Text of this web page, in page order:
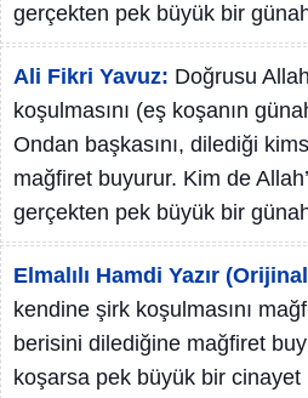
gerçekten pek büyük bir
Ali Fikri Yavuz: Doğrusu
koşulmasını (eş koşanın
Ondan başkasını, dilediği
mağfiret buyurur. Kim de
gerçekten pek büyük bir
Elmalılı Hamdi Yazır
kendine şirk koşulmasını
berisini dilediğine mağfiret
koşarsa pek büyük bir